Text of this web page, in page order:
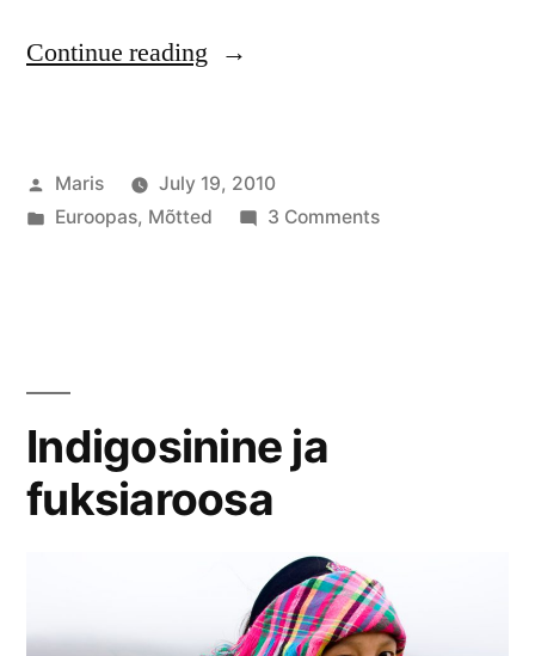
Continue reading “Pilvitu
Posted
by
Maris
July 19, 2010
Posted
Euroopas, Mõtted 3 Commentson
Indigosinine ja
fuksiaroosa